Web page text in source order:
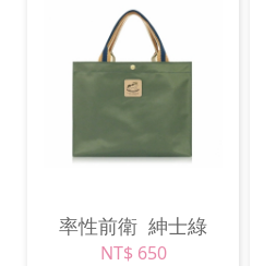
率性前衛 紳士綠
NT$ 650